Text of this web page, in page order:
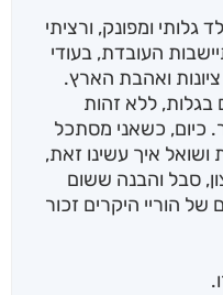
ומפונק, ורציתי
העובדת, בעודי
ואהבת הארץ.
בגלות, ללא זהות
כיום, כשאני מסתכל
ושואל איך עשינו זאת,
סבל והבנה ששום
הוריי היקרים זכור